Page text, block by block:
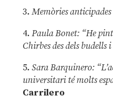
3. Memòries anticipades
4. Paula Bonet: “He
Chirbes des dels budells
5. Sara Barquinero:
universitari té molts
Carrilero